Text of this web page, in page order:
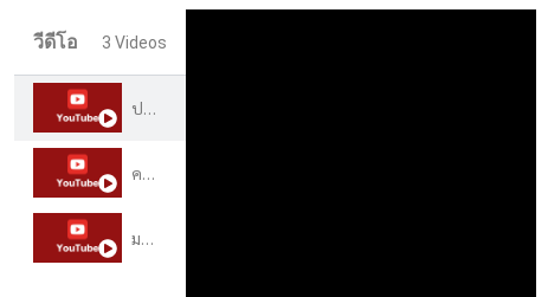
วีดีโอ 3 Videos
ประวัติวิทยาลัยสงฆ์เลย
คณะครุศาสตร์ สาขาการสอนภาษาไทย
มจร.วิทยาลัยสงฆ์เลย - ว่าน วรายุทธ